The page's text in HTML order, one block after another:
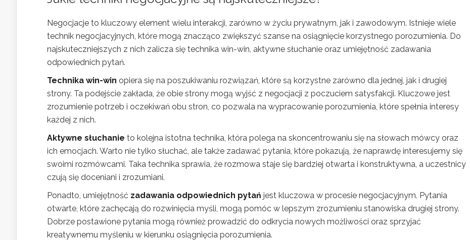
Negocjacje to kluczowy element wielu interakcji, zarówno w życiu prywatnym, jak i zawodowym. Istnieje wiele
technik negocjacyjnych, które mogą znacząco zwiększyć szanse na osiągnięcie korzystnego porozumienia. Do
najskuteczniejszych z nich zalicza się technika win-win, aktywne słuchanie oraz umiejętność zadawania
odpowiednich pytań.
Technika win-win opiera się na poszukiwaniu rozwiązań, które są korzystne zarówno dla jednej, jak i drugiej
strony. Ta podejście zakłada, że obie strony mogą wyjść z negocjacji z poczuciem satysfakcji. Kluczowe jest
zrozumienie potrzeb i oczekiwań obu stron, co pozwala na wypracowanie porozumienia, które spełnia interesy
każdej z nich.
Aktywne słuchanie to kolejna istotna technika, która polega na skoncentrowaniu się na słowach mówcy oraz
ich emocjach. Warto nie tylko słuchać, ale także zadawać pytania, które pokazują, że naprawdę interesujemy się
swoimi rozmówcami. Taka technika sprawia, że rozmowa staje się bardziej otwarta i konstruktywna, a uczestnicy
czują się doceniani i zrozumiani.
Ponadto, umiejętność zadawania odpowiednich pytań jest kluczowa w procesie negocjacyjnym. Pytania
otwarte, które zachęcają do rozwinięcia myśli, mogą pomóc w lepszym zrozumieniu stanowiska drugiej strony.
Dobrze postawione pytania mogą również prowadzić do odkrycia nowych możliwości oraz sprzyjać
kreatywnemu myśleniu w kierunku osiągnięcia porozumienia.